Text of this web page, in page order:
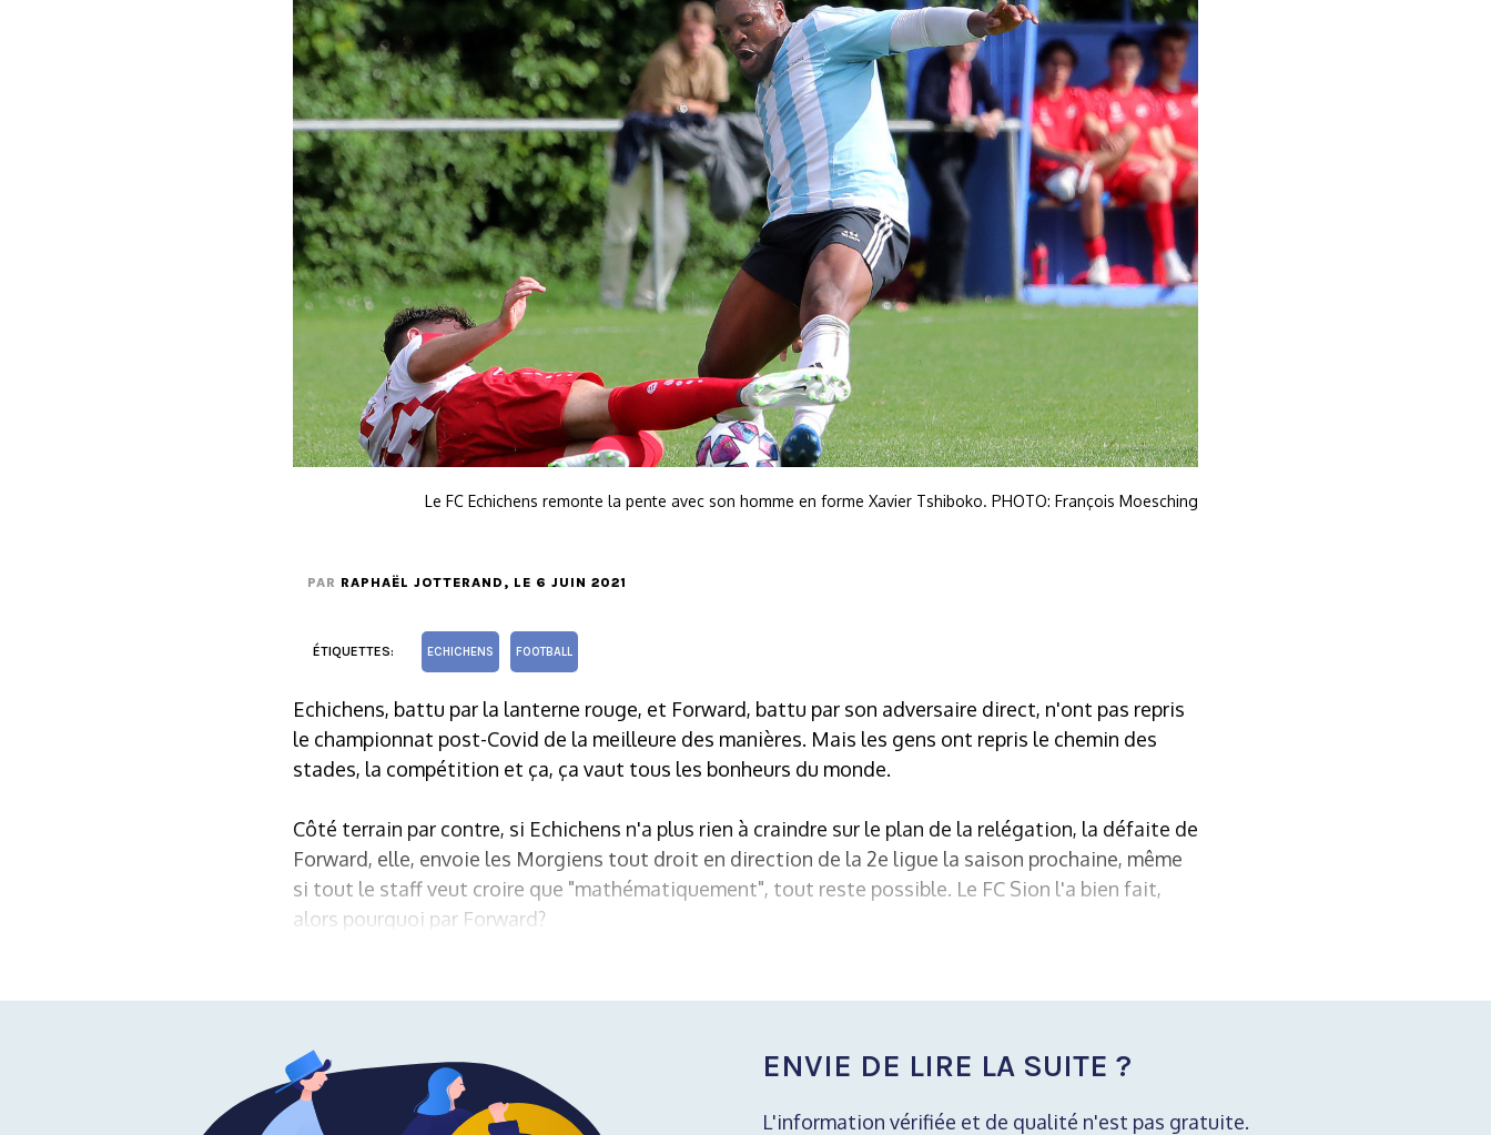
Le FC Echichens remonte la pente avec son homme en forme Xavier Tshiboko. PHOTO: François Moesching
PAR RAPHAËL JOTTERAND , LE 6 JUIN 2021
ÉTIQUETTES: ECHICHENS FOOTBALL
Echichens, battu par la lanterne rouge, et Forward, battu par son adversaire direct, n'ont pas repris
le championnat post-Covid de la meilleure des manières. Mais les gens ont repris le chemin des
stades, la compétition et ça, ça vaut tous les bonheurs du monde.
Côté terrain par contre, si Echichens n'a plus rien à craindre sur le plan de la relégation, la défaite de
Forward, elle, envoie les Morgiens tout droit en direction de la 2e ligue la saison prochaine, même
si tout le staff veut croire que "mathématiquement", tout reste possible. Le FC Sion l'a bien fait,
alors pourquoi par Forward?
ENVIE DE LIRE LA SUITE ?
L'information vérifiée et de qualité n'est pas gratuite.